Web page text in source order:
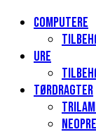
Computere
Ure
Tørdragter